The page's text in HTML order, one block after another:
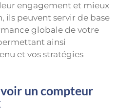
engagement et mieux
ils peuvent servir de base
globale de votre
ainsi
et vos stratégies
un compteur